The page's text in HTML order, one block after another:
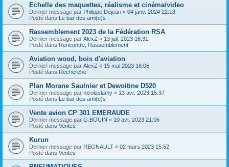
Echelle des maquettes, réalisme et cinéma/video
Dernier message par Philippe Dejean « 04 janv. 2024 22:13
Posté dans Le bar des ami(e)s
Rassemblement 2023 de la Fédération RSA
Dernier message par AlexZ « 13 juil. 2023 18:31
Posté dans Rencontre, Rassemblement
Aviation wood, bois d'aviation
Dernier message par AlexZ « 15 mai 2023 18:06
Posté dans Recherche
Plan Morane Saulnier et Dewoitine D520
Dernier message par nicolaslamy « 13 avr. 2023 15:37
Posté dans Le bar des ami(e)s
Vente avion CP 301 EMERAUDE
Dernier message par G.BOUIN « 10 avr. 2023 21:06
Posté dans Ventes
Kurun
Dernier message par REGNAULT « 02 mars 2023 15:52
Posté dans Ventes